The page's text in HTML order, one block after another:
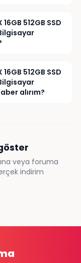
512GB SSD
512GB SSD
alırım?
veya foruma
indirim